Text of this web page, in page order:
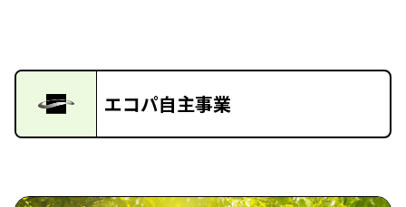
エコパ自主事業